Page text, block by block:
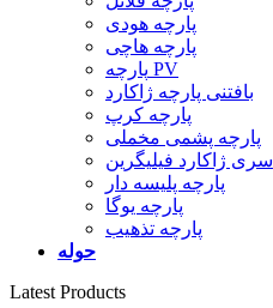
پارچه هودی
پارچه هاچی
پارچه PV
بافتنی پارچه ژاکارد
پارچه کرپ
پارچه پشمی مخملی
سری ژاکارد فیلیگرین
پارچه پلیسه دار
پارچه یوگا
پارچه تذهیب
حوله
Latest Products